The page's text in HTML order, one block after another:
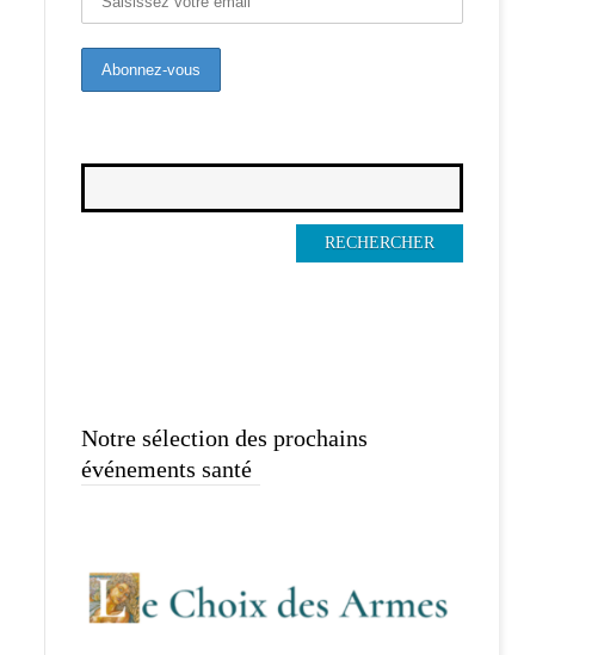
Notre sélection des prochains
événements santé